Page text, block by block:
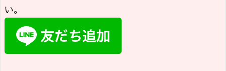
い。